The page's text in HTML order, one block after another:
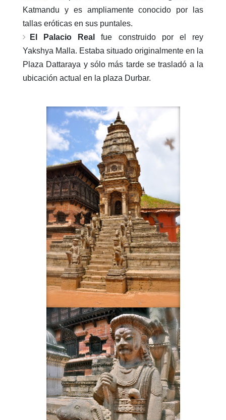
Katmandu y es ampliamente conocido por las
tallas eróticas en sus puntales.
El Palacio Real
fue construido por el rey
Yakshya Malla. Estaba situado originalmente en la
Plaza Dattaraya y sólo más tarde se trasladó a la
ubicación actual en la plaza Durbar.